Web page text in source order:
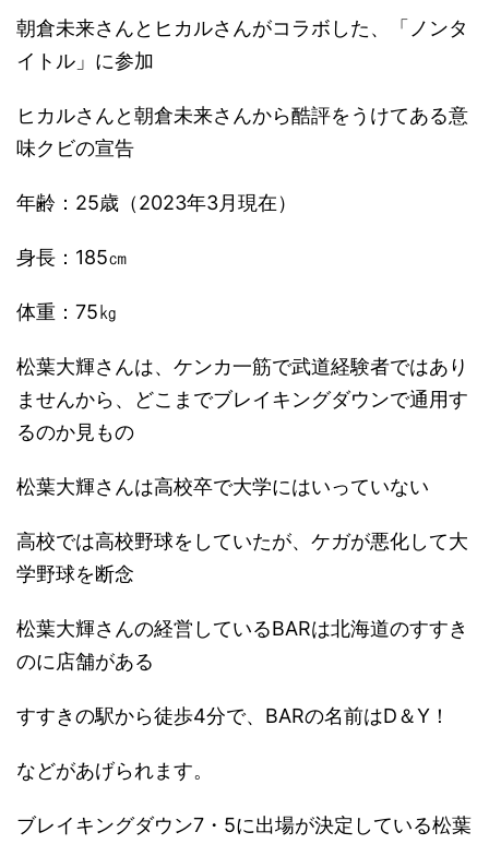
朝倉未来さんとヒカルさんがコラボした、「ノンタ
イトル」に参加
ヒカルさんと朝倉未来さんから酷評をうけてある意
味クビの宣告
年齢：25歳（2023年3月現在）
身長：185㎝
体重：75㎏
松葉大輝さんは、ケンカ一筋で武道経験者ではあり
ませんから、どこまでブレイキングダウンで通用す
るのか見もの
松葉大輝さんは高校卒で大学にはいっていない
高校では高校野球をしていたが、ケガが悪化して大
学野球を断念
松葉大輝さんの経営しているBARは北海道のすすき
のに店舗がある
すすきの駅から徒歩4分で、BARの名前はD＆Y！
などがあげられます。
ブレイキングダウン7・5に出場が決定している松葉